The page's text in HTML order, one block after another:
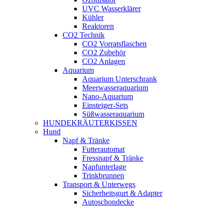
UVC Wasserklärer
Kühler
Reaktoren
CO2 Technik
CO2 Vorratsflaschen
CO2 Zubehör
CO2 Anlagen
Aquarium
Aquarium Unterschrank
Meerwasseraquarium
Nano-Aquarium
Einsteiger-Sets
Süßwasseraquarium
HUNDEKRÄUTERKISSEN
Hund
Napf & Tränke
Futterautomat
Fressnapf & Tränke
Napfunterlage
Trinkbrunnen
Transport & Unterwegs
Sicherheitsgurt & Adapter
Autoschondecke